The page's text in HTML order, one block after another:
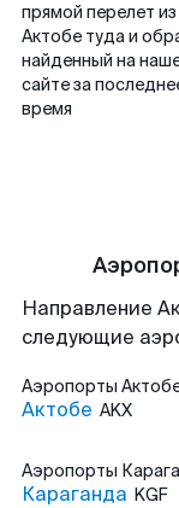
прямой перелет из
Актобе туда и
найденный на
сайте за
время
Направление
следующие
Аэропорты
Актобе AKX
Аэропорты
Караганда KGF